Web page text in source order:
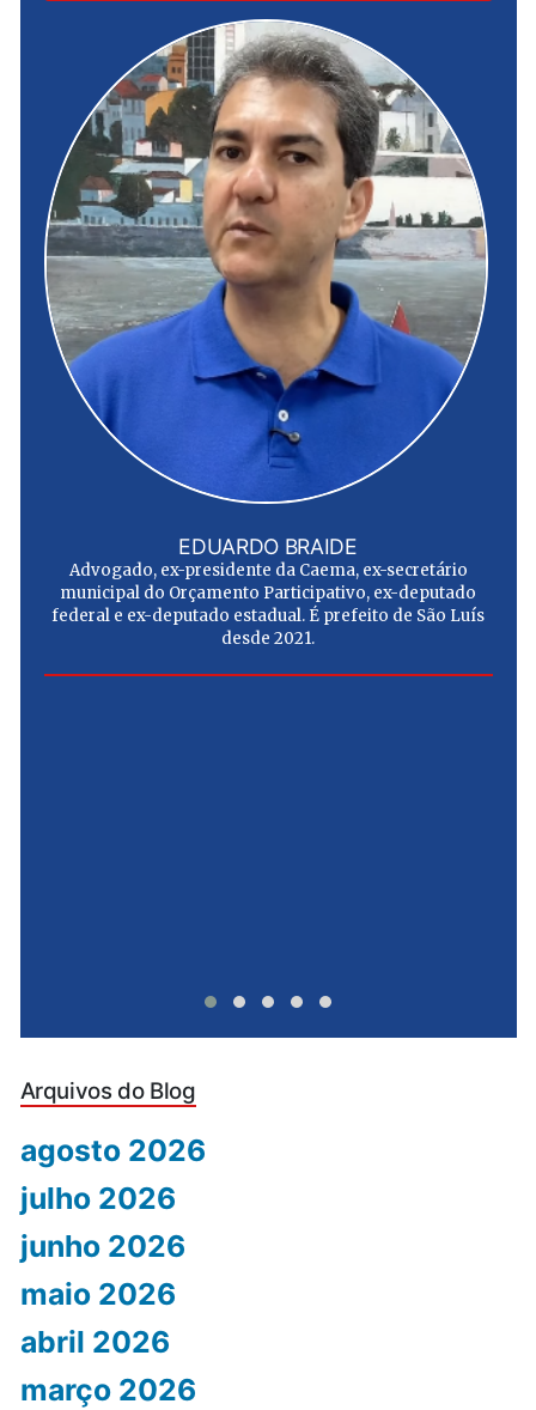
EDUARDO BRAIDE
Advogado, ex-presidente da Caema, ex-secretário
municipal do Orçamento Participativo, ex-deputado
federal e ex-deputado estadual. É prefeito de São Luís
desde 2021.
Arquivos do Blog
agosto 2026
julho 2026
junho 2026
maio 2026
abril 2026
março 2026